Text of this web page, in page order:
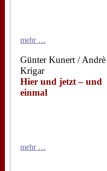
mehr …
Günter Kunert / Andrè
Krigar
Hier und jetzt – und
einmal
mehr …